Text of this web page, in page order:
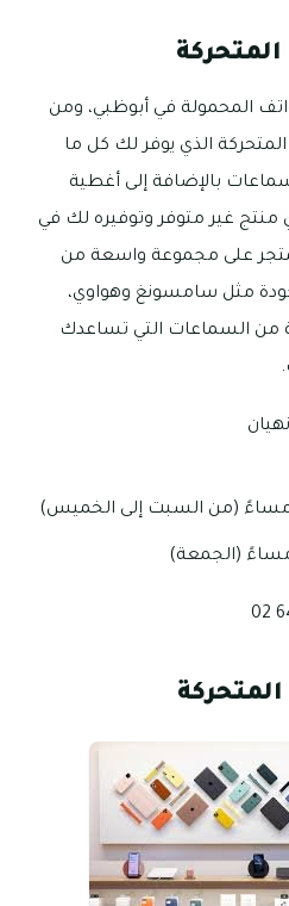
المحمولة في أبوظبي، ومن
الذي يوفر لك كل ما
بالإضافة إلى أغطية
منتج غير متوفر وتوفيره لك في
على مجموعة واسعة من
مثل سامسونغ وهواوي،
من السماعات التي تساعدك